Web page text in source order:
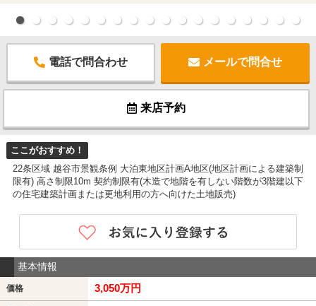
電話で問合わせ メールで問合せ
来店予約
ここがおすすめ！
22条区域 越谷市景観条例 大泊東地区計画A地区(地区計画による建築制
限有) 高さ制限10m 契約制限有(木造で地階を有しない階数が3階建以下
の住宅建築計画または更地利用の方へ向けた土地販売)
基本情報
価格 3,050万円